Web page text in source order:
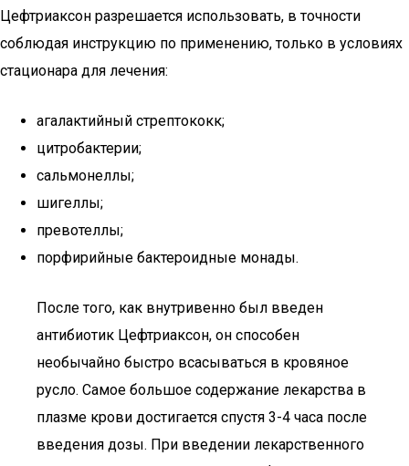
Цефтриаксон разрешается использовать, в точности
соблюдая инструкцию по применению, только в условиях
стационара для лечения:
агалактийный стрептококк;
цитробактерии;
сальмонеллы;
шигеллы;
превотеллы;
порфирийные бактероидные монады.
После того, как внутривенно был введен
антибиотик Цефтриаксон, он способен
необычайно быстро всасываться в кровяное
русло. Самое большое содержание лекарства в
плазме крови достигается спустя 3-4 часа после
введения дозы. При введении лекарственного